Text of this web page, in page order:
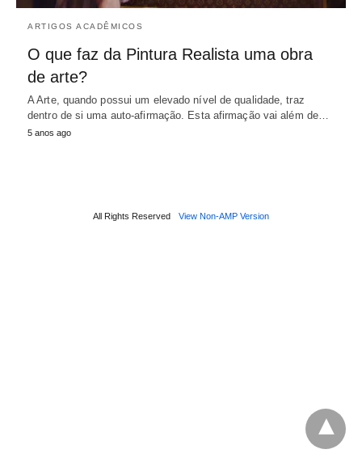
ARTIGOS ACADÊMICOS
O que faz da Pintura Realista uma obra
de arte?
A Arte, quando possui um elevado nível de qualidade, traz
dentro de si uma auto-afirmação. Esta afirmação vai além de…
5 anos ago
All Rights Reserved View Non-AMP Version